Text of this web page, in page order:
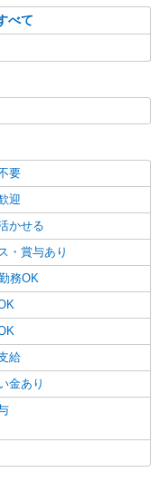
べて
要
迎
かせる
・賞与あり
務OK
給
金あり